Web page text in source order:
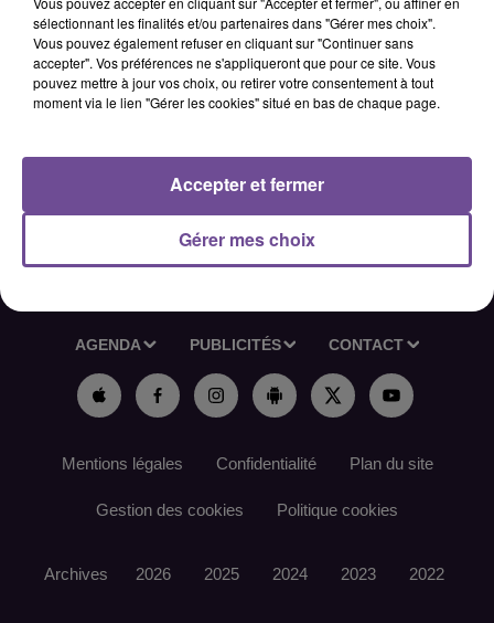
dès votre arrivée, des nombreux avantages sociaux que
l’entreprise offre à ses collaborateurs.
Vous travaillerez sur l’ensemble du département de la Haute-
Vienne.
AGENDA PUBLICITÉS CONTACT
Mentions légales Confidentialité Plan du site
Gestion des cookies Politique cookies
Archives 2026 2025 2024 2023 2022
sélectionnant les finalités et/ou partenaires dans "Gérer mes choix".
Vous pouvez également refuser en cliquant sur "Continuer sans
accepter". Vos préférences ne s'appliqueront que pour ce site. Vous
pouvez mettre à jour vos choix, ou retirer votre consentement à tout
moment via le lien "Gérer les cookies" situé en bas de chaque page.
Gérer mes choix
Accepter et fermer